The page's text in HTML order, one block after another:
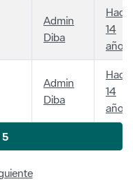
Admin
Diba
Hace
14
años
Admin
Diba
Hace
14
años
5